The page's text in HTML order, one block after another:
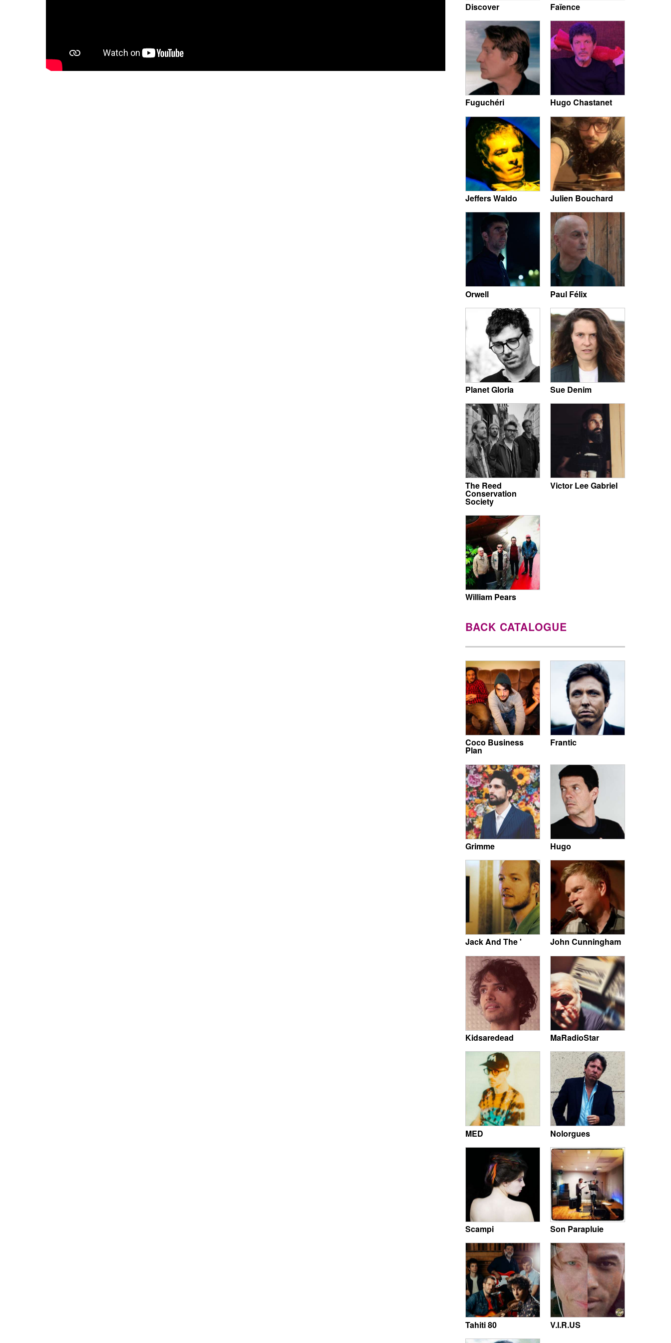
Discover Faïence
Fuguchéri Hugo Chastanet
Jeffers Waldo Julien Bouchard
Orwell Paul Félix
Planet Gloria Sue Denim
The Reed
Conservation
Society
Victor Lee Gabriel
William Pears
BACK CATALOGUE
Coco Business
Plan
Frantic
Grimme Hugo
Jack And The ' John Cunningham
Kidsaredead MaRadioStar
MED Nolorgues
Scampi Son Parapluie
Tahiti 80 V.I.R.US